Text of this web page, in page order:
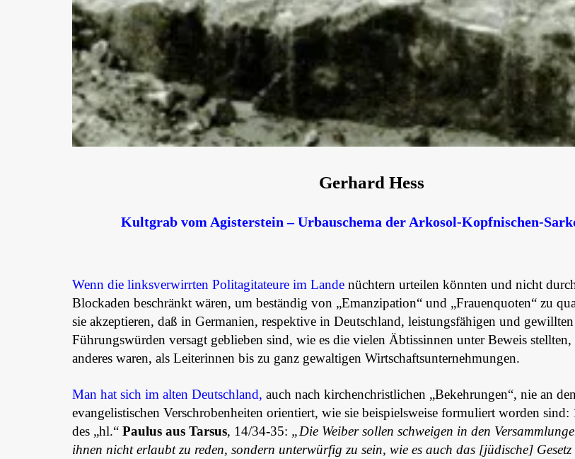
Gerhard Hess
Kultgrab vom Agisterstein – Urbauschema der Arkosol-Kopfnischen-
Wenn die linksverwirrten Politagitateure im Lande nüchtern urteilen könnten und nicht
Blockaden beschränkt wären, um beständig von „Emanzipation“ und „Frauenquoten“ zu
sie akzeptieren, daß in Germanien, respektive in Deutschland, leistungsfähigen und
Führungswürden versagt geblieben sind, wie es die vielen Äbtissinnen unter Beweis
anderes waren, als Leiterinnen bis zu ganz gewaltigen Wirtschaftsunternehmungen.
Man hat sich im alten Deutschland, auch nach kirchenchristlichen „Bekehrungen“, nie an
evangelistischen Verschrobenheiten orientiert, wie sie beispielsweise formuliert worden
des „hl.“ Paulus aus Tarsus, 14/34-35: „Die Weiber sollen schweigen in den
ihnen nicht erlaubt zu reden, sondern unterwürfig zu sein, wie es auch das [jüdische] Gesetz